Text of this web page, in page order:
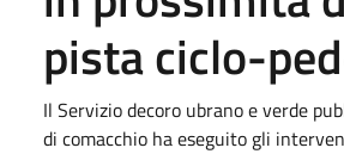
pista ciclo-
Il Servizio decoro ubrano e verde
di comacchio ha eseguito gli